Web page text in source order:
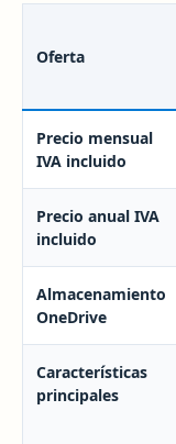
Oferta
Precio mensual
IVA incluido
Precio anual IVA
incluido
Almacenamiento
OneDrive
Características
principales